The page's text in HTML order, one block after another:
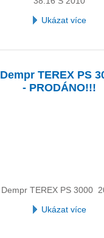
Ukázat více
Dempr TEREX PS
- PRODÁNO!!!
Dempr TEREX PS 3000
Ukázat více